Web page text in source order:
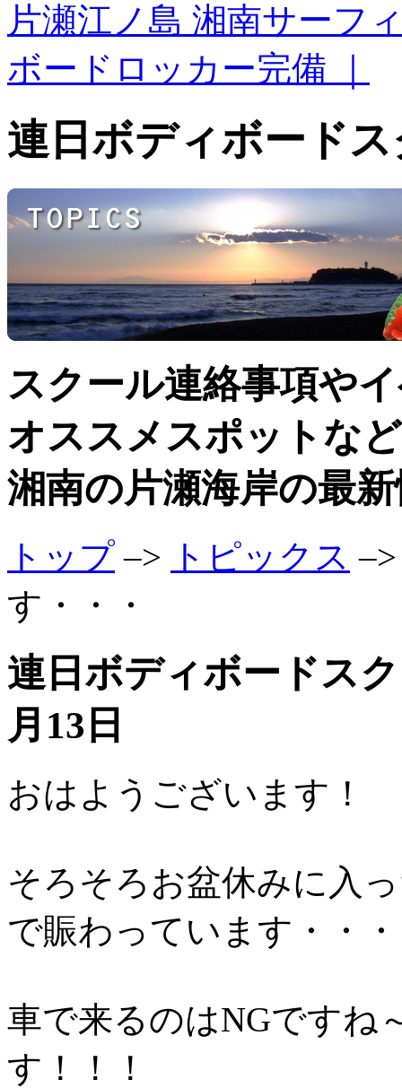
片瀬江ノ島 湘南サーフ
ボードロッカー完備 ｜
連日ボディボード
スクール連絡事項や
オススメスポットなど
湘南の片瀬海岸の最
トップ –> トピックス
す・・・
連日ボディボードス
月13日
おはようございます！
そろそろお盆休みに入
で賑わっています・・・
車で来るのはNGですね
す！！！